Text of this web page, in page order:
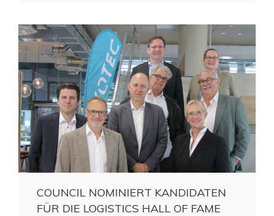
COUNCIL NOMINIERT KANDIDATEN
FÜR DIE LOGISTICS HALL OF FAME